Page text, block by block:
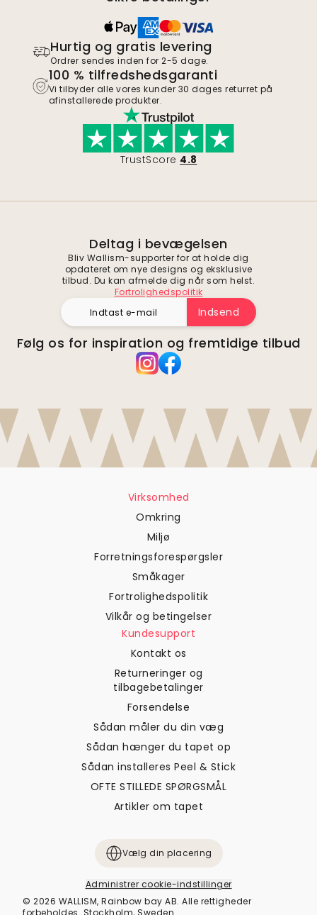
Hurtig og gratis levering
Ordrer sendes inden for 2-5 dage.
100 % tilfredshedsgaranti
Vi tilbyder alle vores kunder 30 dages returret på
afinstallerede produkter.
TrustScore 4.8
Deltag i bevægelsen
Bliv Wallism-supporter for at holde dig
opdateret om nye designs og eksklusive
tilbud. Du kan afmelde dig når som helst.
Fortrolighedspolitik
Indsend
Følg os for inspiration og fremtidige tilbud
Virksomhed
Omkring
Miljø
Forretningsforespørgsler
Småkager
Fortrolighedspolitik
Vilkår og betingelser
Kundesupport
Kontakt os
Returneringer og
tilbagebetalinger
Forsendelse
Sådan måler du din væg
Sådan hænger du tapet op
Sådan installeres Peel & Stick
OFTE STILLEDE SPØRGSMÅL
Artikler om tapet
Vælg din placering
Administrer cookie-indstillinger
© 2026 WALLISM, Rainbow bay AB. Alle rettigheder
forbeholdes. Stockholm, Sweden